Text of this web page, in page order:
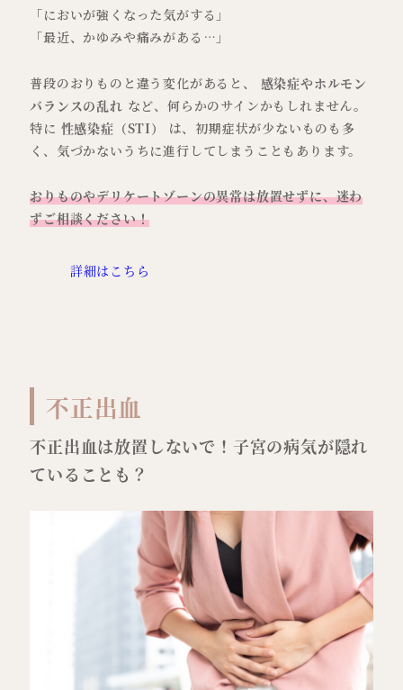
「においが強くなった気がする」
「最近、かゆみや痛みがある…」
普段のおりものと違う変化があると、 感染症やホルモン
バランスの乱れ など、何らかのサインかもしれません。
特に 性感染症（STI）
は、初期症状が少ないものも多
く、気づかないうちに進行してしまうこともあります。
おりものやデリケートゾーンの異常は放置せずに、迷わ
ずご相談ください！
詳細はこちら
不正出血
不正出血は放置しないで！子宮の病気が隠れ
ていることも？